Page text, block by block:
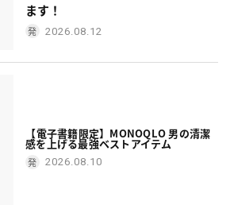
ます！
2026.08.12
【電子書籍限定】MONOQLO 男の清潔
感を上げる最強ベストアイテム
2026.08.10